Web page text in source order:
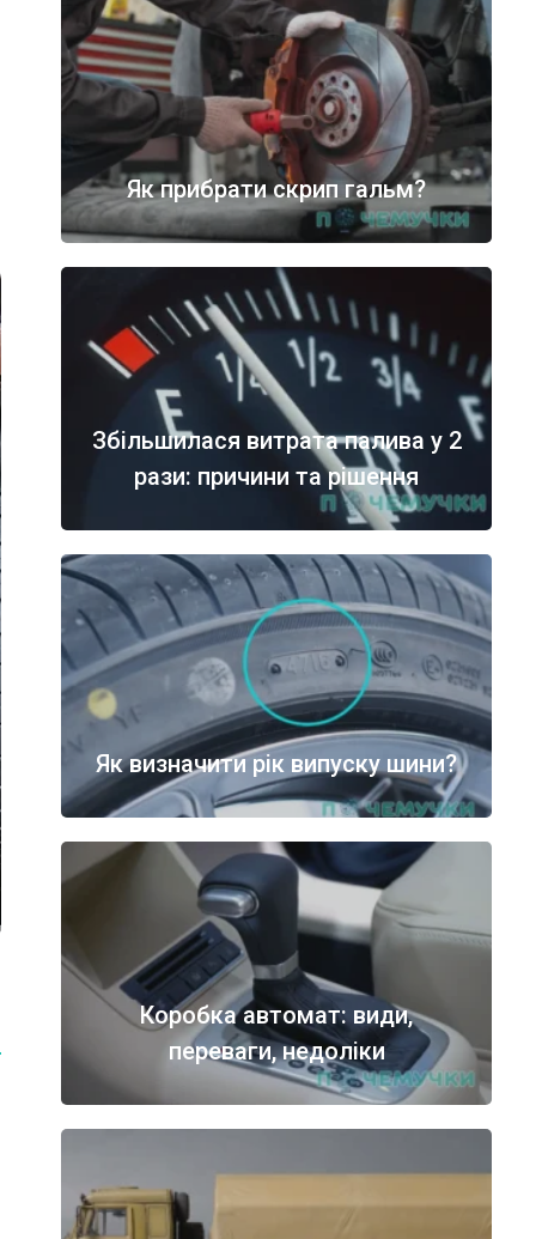
Як прибрати скрип гальм?
Збільшилася витрата палива у 2
рази: причини та рішення
Як визначити рік випуску шини?
Коробка автомат: види,
переваги, недоліки